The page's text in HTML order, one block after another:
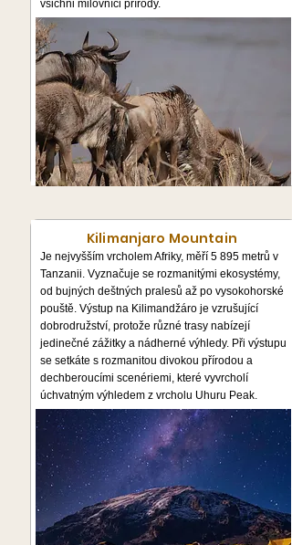
všichni milovníci přírody.
Kilimanjaro Mountain
Je nejvyšším vrcholem Afriky, měří 5 895 metrů v
Tanzanii. Vyznačuje se rozmanitými ekosystémy,
od bujných deštných pralesů až po vysokohorské
pouště. Výstup na Kilimandžáro je vzrušující
dobrodružství, protože různé trasy nabízejí
jedinečné zážitky a nádherné výhledy. Při výstupu
se setkáte s rozmanitou divokou přírodou a
dechberoucími scenériemi, které vyvrcholí
úchvatným výhledem z vrcholu Uhuru Peak.